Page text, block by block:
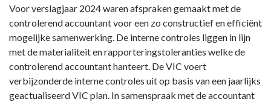
Voor verslagjaar 2024 waren afspraken gemaakt met de
controlerend accountant voor een zo constructief en efficiënt
mogelijke samenwerking. De interne controles liggen in lijn
met de materialiteit en rapporteringstoleranties welke de
controlerend accountant hanteert. De VIC voert
verbijzonderde interne controles uit op basis van een jaarlijks
geactualiseerd VIC plan. In samenspraak met de accountant